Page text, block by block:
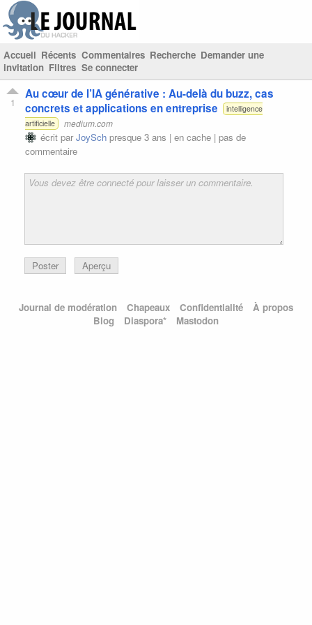
Accueil Récents Commentaires Recherche Demander une
invitation Filtres Se connecter
1
Au cœur de l’IA générative : Au-delà du buzz, cas
concrets et applications en entreprise
intelligence
artificielle
medium.com
écrit parJoySch presque 3 ans | en cache | pas de
commentaire
Poster Aperçu
Journal de modération Chapeaux Confidentialité
À propos
Blog
Diaspora* Mastodon